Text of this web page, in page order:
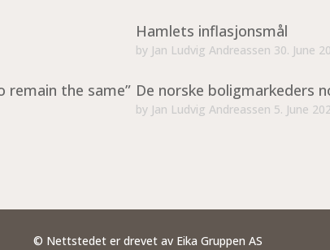
Hamlets inflasjonsmål
by Jan Ludvig Andreassen 30. June
remain the same” De norske boligmarkeders
by Jan Ludvig Andreassen 5. June
© Nettstedet er drevet av Eika Gruppen AS